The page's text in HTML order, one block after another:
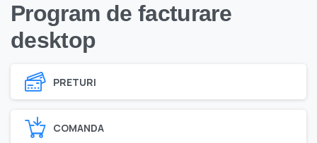
Program de facturare
desktop
PRETURI
COMANDA